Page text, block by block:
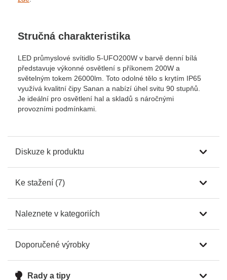
Stručná charakteristika
LED průmyslové svítidlo 5-UFO200W v barvě denní bílá
představuje výkonné osvětlení s příkonem 200W a
světelným tokem 26000lm. Toto odolné tělo s krytím IP65
využívá kvalitní čipy Sanan a nabízí úhel svitu 90 stupňů.
Je ideální pro osvětlení hal a skladů s náročnými
provozními podmínkami.
Diskuze k produktu
Ke stažení (7)
Naleznete v kategoriích
Doporučené výrobky
Rady a tipy